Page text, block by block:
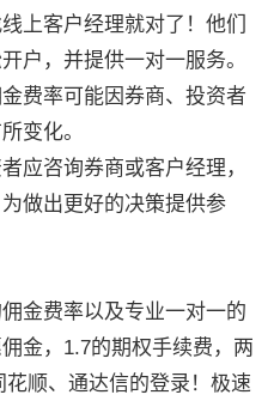
上客户经理就对了！他们
户，并提供一对一服务。
费率可能因券商、投资者
变化。
应咨询券商或客户经理，
做出更好的决策提供参
金费率以及专业一对一的
金，1.7的期权手续费，两
顺、通达信的登录！极速